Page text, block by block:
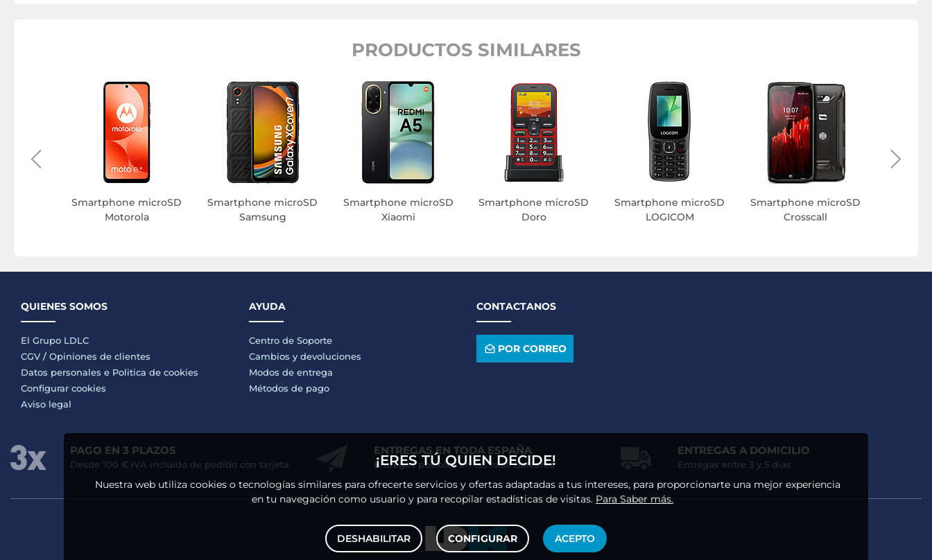
PRODUCTOS SIMILARES
Smartphone microSD
Motorola
Smartphone microSD
Samsung
Smartphone microSD
Xiaomi
Smartphone microSD
Doro
Smartphone microSD
LOGICOM
Smartphone microSD
Crosscall
QUIENES SOMOS
El Grupo LDLC
CGV / Opiniones de clientes
Datos personales e Politica de cookies
Configurar cookies
Aviso legal
AYUDA
Centro de Soporte
Cambios y devoluciones
Modos de entrega
Métodos de pago
CONTACTANOS
POR CORREO
PAGO EN 3 PLAZOS
Desde 100 € IVA incluido de pedido con tarjeta
ENTREGAS EN TODA ESPAÑA
Entregas posibles en las Islas Baleares
ENTREGAS A DOMICILIO
Entregas entre 3 y 5 días
¡ERES TÚ QUIEN DECIDE!
Nuestra web utiliza cookies o tecnologías similares para ofrecerte servicios y ofertas adaptadas a tus intereses, para proporcionarte una mejor experiencia
en tu navegación como usuario y para recopilar estadísticas de visitas. Para Saber más.
DESHABILITAR CONFIGURAR ACEPTO